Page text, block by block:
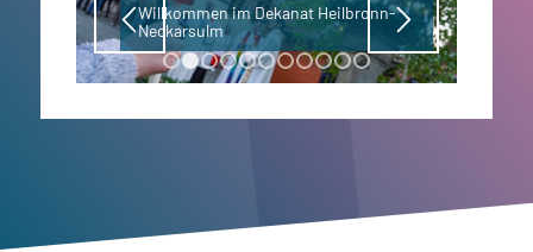
Willkommen im Dekanat Heilbronn-
Neckarsulm
1 2 3 4 5 6 7 8 9